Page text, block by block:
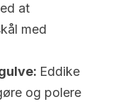
at
med
Eddike
og polere